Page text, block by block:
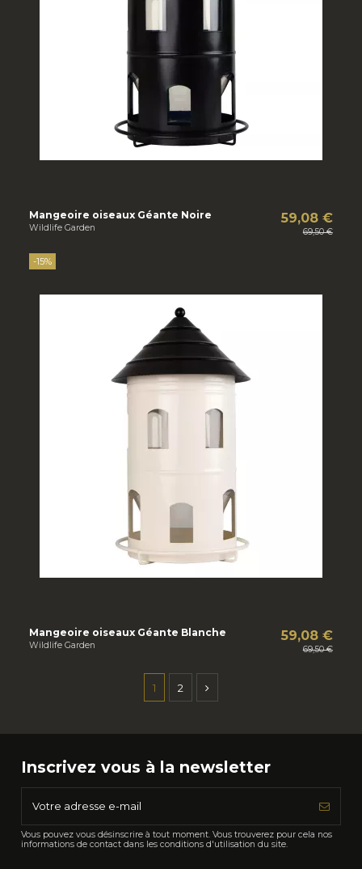
Mangeoire oiseaux Géante Noire
Wildlife Garden
59,08 €
69,50 €
-15%
Mangeoire oiseaux Géante Blanche
Wildlife Garden
59,08 €
69,50 €
1 2
Inscrivez vous à la newsletter
Vous pouvez vous désinscrire à tout moment. Vous trouverez pour cela nos
informations de contact dans les conditions d'utilisation du site.